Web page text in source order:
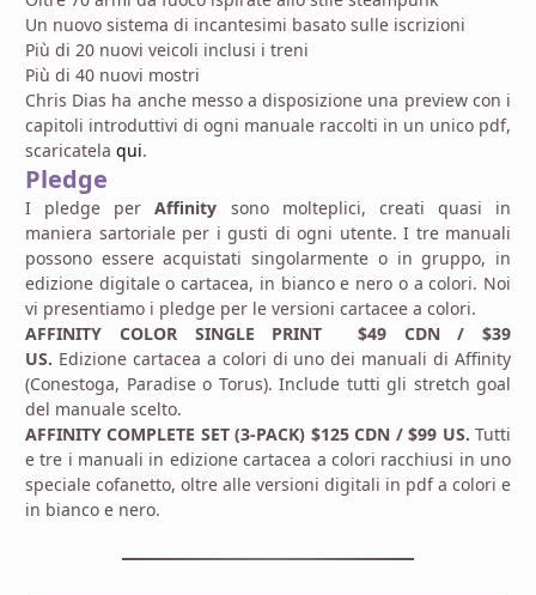
Un nuovo sistema di incantesimi basato sulle iscrizioni
Più di 20 nuovi veicoli inclusi i treni
Più di 40 nuovi mostri
Chris Dias ha anche messo a disposizione una preview con i
capitoli introduttivi di ogni manuale raccolti in un unico pdf,
scaricatela qui.
Pledge
I pledge perAffinity sono molteplici, creati quasi in
maniera sartoriale per i gusti di ogni utente. I tre manuali
possono essere acquistati singolarmente o in gruppo, in
edizione digitale o cartacea, in bianco e nero o a colori. Noi
vi presentiamo i pledge per le versioni cartacee a colori.
AFFINITY COLOR SINGLE PRINT $49 CDN / $39
US. Edizione cartacea a colori di uno dei manuali di Affinity
(Conestoga, Paradise o Torus). Include tutti gli stretch goal
del manuale scelto.
AFFINITY COMPLETE SET (3-PACK) $125 CDN / $99 US. Tutti
e tre i manuali in edizione cartacea a colori racchiusi in uno
speciale cofanetto, oltre alle versioni digitali in pdf a colori e
in bianco e nero.